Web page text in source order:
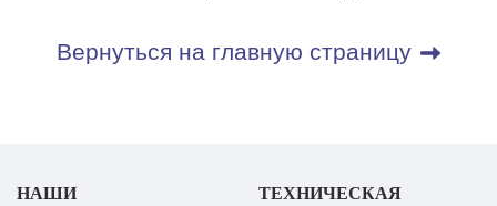
Вернуться на главную страницу
НАШИ
ТЕХНИЧЕСКАЯ